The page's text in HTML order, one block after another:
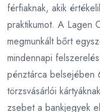
férfiaknak, akik
praktikumot. A Lagen
megmunkált bőrt
mindennapi
pénztárca belsejében
törzsvásárlói
zsebet a bankjegyek